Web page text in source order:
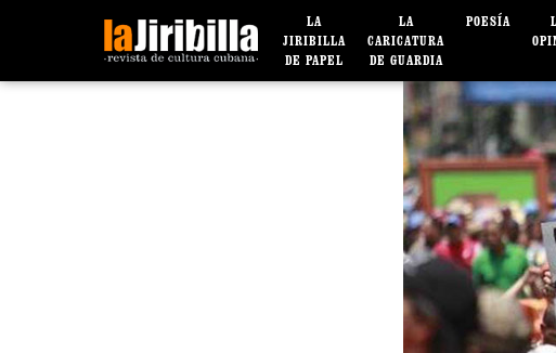
LA
JIRIBILLA
DE PAPEL
LA
CARICATURA
DE GUARDIA
POESÍA